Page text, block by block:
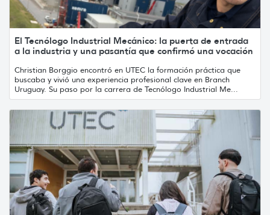
El Tecnólogo Industrial Mecánico: la puerta de entrada
a la industria y una pasantía que confirmó una vocación
Christian Borggio encontró en UTEC la formación práctica que
buscaba y vivió una experiencia profesional clave en Branch
Uruguay. Su paso por la carrera de Tecnólogo Industrial Me...